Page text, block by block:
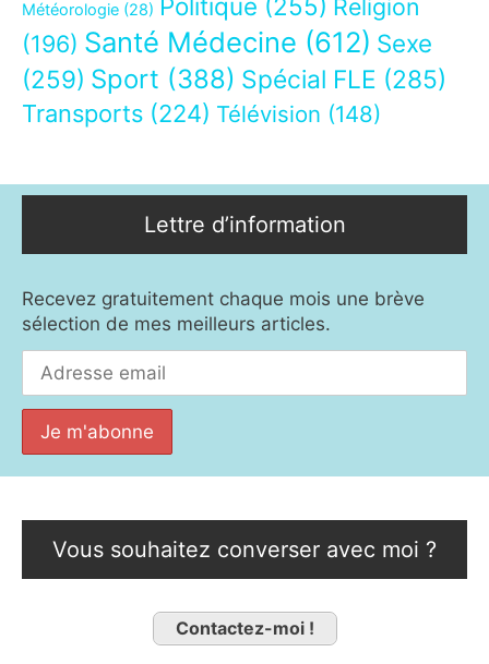
Météorologie (28)
Religion
(196) Santé Médecine (612) Sexe
(259) Sport (388) Spécial FLE (285)
Transports (224) Télévision (148)
Lettre d’information
Recevez gratuitement chaque mois une brève
sélection de mes meilleurs articles.
Vous souhaitez converser avec moi ?
Contactez-moi !